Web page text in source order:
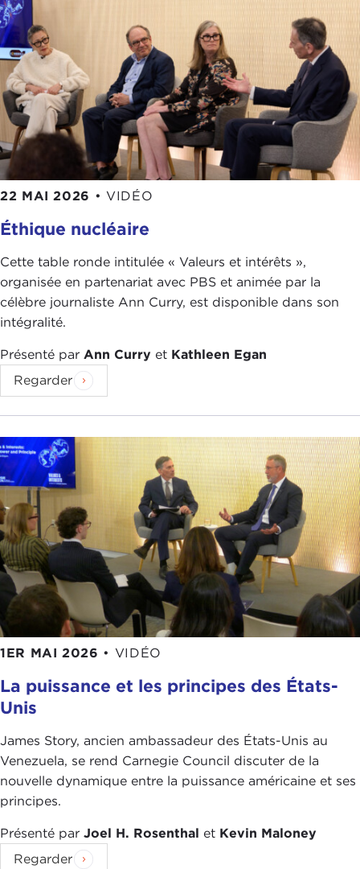
22 MAI 2026 • VIDÉO
Éthique nucléaire
Cette table ronde intitulée « Valeurs et intérêts »,
organisée en partenariat avec PBS et animée par la
célèbre journaliste Ann Curry, est disponible dans son
intégralité.
Présenté par Ann Curry et Kathleen Egan
Regarder
1ER MAI 2026 • VIDÉO
La puissance et les principes des États-
Unis
James Story, ancien ambassadeur des États-Unis au
Venezuela, se rend Carnegie Council discuter de la
nouvelle dynamique entre la puissance américaine et ses
principes.
Présenté par Joel H. Rosenthal et Kevin Maloney
Regarder